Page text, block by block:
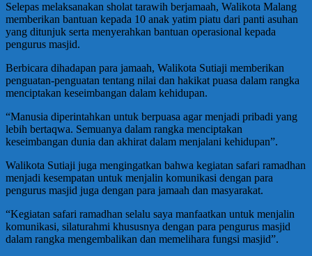
Selepas melaksanakan sholat tarawih berjamaah, Walikota Malang
memberikan bantuan kepada 10 anak yatim piatu dari panti asuhan
yang ditunjuk serta menyerahkan bantuan operasional kepada
pengurus masjid.
Berbicara dihadapan para jamaah, Walikota Sutiaji memberikan
penguatan-penguatan tentang nilai dan hakikat puasa dalam rangka
menciptakan keseimbangan dalam kehidupan.
“Manusia diperintahkan untuk berpuasa agar menjadi pribadi yang
lebih bertaqwa. Semuanya dalam rangka menciptakan
keseimbangan dunia dan akhirat dalam menjalani kehidupan”.
Walikota Sutiaji juga mengingatkan bahwa kegiatan safari ramadhan
menjadi kesempatan untuk menjalin komunikasi dengan para
pengurus masjid juga dengan para jamaah dan masyarakat.
“Kegiatan safari ramadhan selalu saya manfaatkan untuk menjalin
komunikasi, silaturahmi khususnya dengan para pengurus masjid
dalam rangka mengembalikan dan memelihara fungsi masjid”.